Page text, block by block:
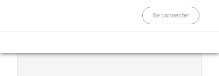
Se connecter